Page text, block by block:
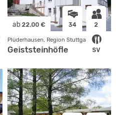
ab 22.00 € 34 2
SV
Plüderhausen, Region Stuttgart
Geiststeinhöfle